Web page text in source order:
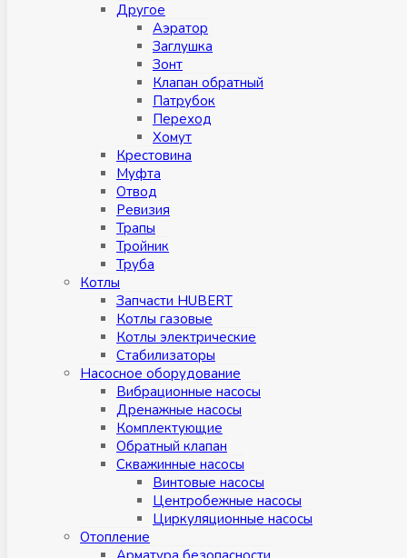
Другое
Аэратор
Заглушкa
Зонт
Клапан обратный
Патрубок
Переход
Хомут
Крестовина
Муфтa
Отвод
Ревизия
Трапы
Тройник
Труба
Котлы
Запчасти HUBERT
Котлы газовые
Котлы электрические
Стабилизаторы
Насосное оборудование
Вибрационные насосы
Дренажные насосы
Комплектующие
Обратный клапан
Скважинные насосы
Винтовые насосы
Центробежные насосы
Циркуляционные насосы
Отопление